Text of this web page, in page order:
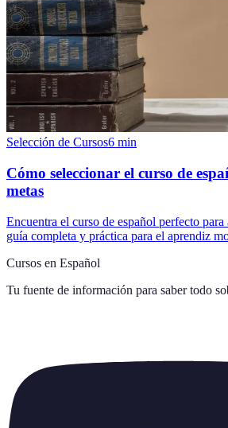
Selección de Cursos6 min
Cómo seleccionar el curso de
metas
Encuentra el curso de español perfecto para
guía completa y práctica para el aprendiz
Cursos en Español
Tu fuente de información para saber todo